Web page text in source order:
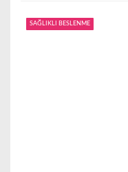
SAĞLIKLI BESLENME